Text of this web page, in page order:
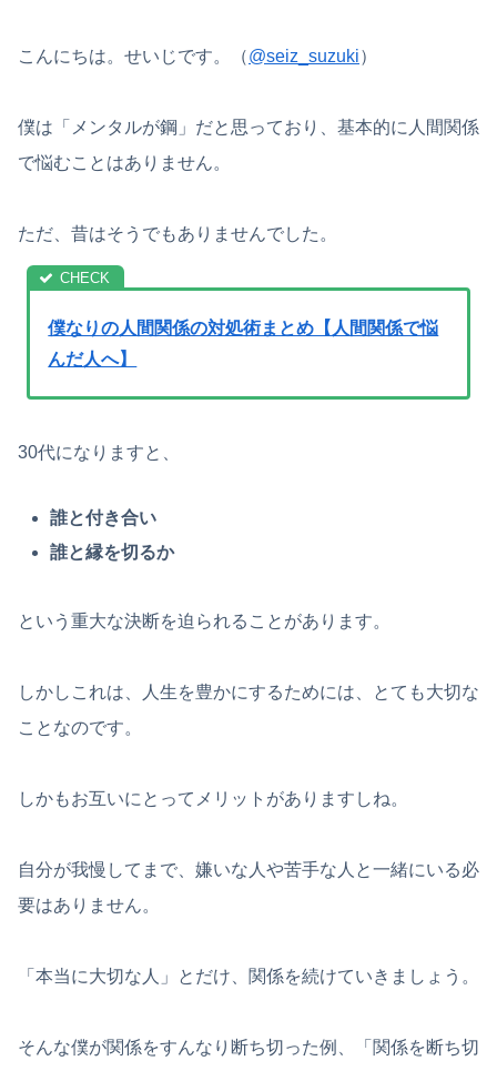
こんにちは。せいじです。（@seiz_suzuki）
僕は「メンタルが鋼」だと思っており、基本的に人間関係
で悩むことはありません。
ただ、昔はそうでもありませんでした。
僕なりの人間関係の対処術まとめ【人間関係で悩
んだ人へ】
30代になりますと、
誰と付き合い
誰と縁を切るか
という重大な決断を迫られることがあります。
しかしこれは、人生を豊かにするためには、とても大切な
ことなのです。
しかもお互いにとってメリットがありますしね。
自分が我慢してまで、嫌いな人や苦手な人と一緒にいる必
要はありません。
「本当に大切な人」とだけ、関係を続けていきましょう。
そんな僕が関係をすんなり断ち切った例、「関係を断ち切